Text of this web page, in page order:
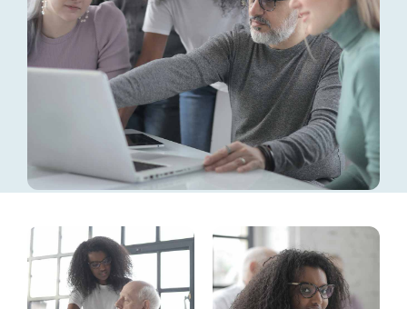
Contact